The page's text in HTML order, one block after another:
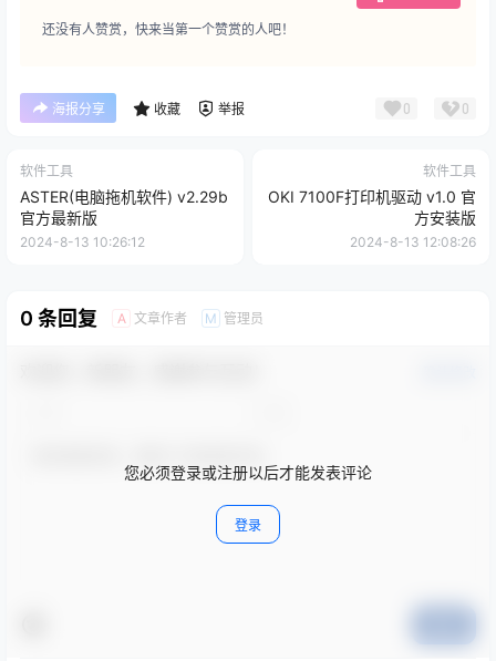
还没有人赞赏，快来当第一个赞赏的人吧！
海报分享 收藏 举报 0 0
软件工具
ASTER(电脑拖机软件) v2.29b
官方最新版
2024-8-13 10:26:12
软件工具
OKI 7100F打印机驱动 v1.0 官
方安装版
2024-8-13 12:08:26
0 条回复 A 文章作者 M 管理员
您必须登录或注册以后才能发表评论
登录